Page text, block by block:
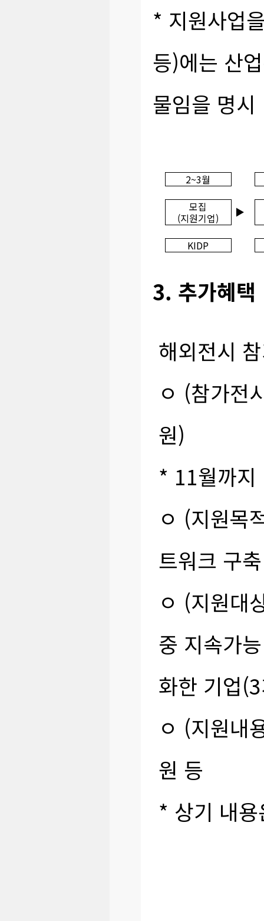
* 지원사업
등)에는 산
물임을 명시
2~3월
모집
(지원기업)
▶
KIDP
3. 추가혜택
해외전시
ㅇ (참가전
원)
* 11월까지
ㅇ (지원목
트워크 구
ㅇ (지원대
중 지속가
화한 기업
ㅇ (지원내
원 등
* 상기 내